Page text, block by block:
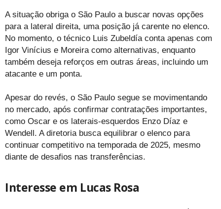
A situação obriga o São Paulo a buscar novas opções
para a lateral direita, uma posição já carente no elenco.
No momento, o técnico Luis Zubeldía conta apenas com
Igor Vinícius e Moreira como alternativas, enquanto
também deseja reforços em outras áreas, incluindo um
atacante e um ponta.
Apesar do revés, o São Paulo segue se movimentando
no mercado, após confirmar contratações importantes,
como Oscar e os laterais-esquerdos Enzo Díaz e
Wendell. A diretoria busca equilibrar o elenco para
continuar competitivo na temporada de 2025, mesmo
diante de desafios nas transferências.
Interesse em Lucas Rosa